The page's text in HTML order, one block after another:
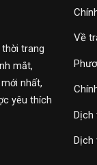
trang
mắt,
nhất,
yêu thích
Về
Dịch
Dịch